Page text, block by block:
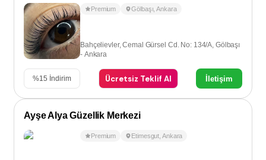
Premium Gölbaşı ,Ankara
Bahçelievler, Cemal Gürsel Cd. No: 134/A, Gölbaşı
- Ankara
%15 İndirim Ücretsiz Teklif Al İletişim
Ayşe Alya Güzellik Merkezi
Premium Etimesgut ,Ankara